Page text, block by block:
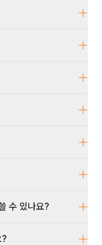
수 있나요?
?